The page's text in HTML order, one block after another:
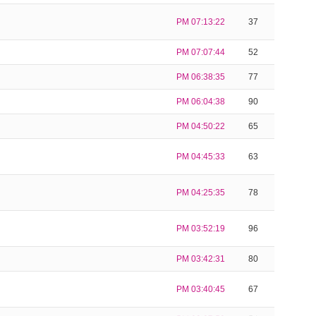
PM 07:13:22 37
PM 07:07:44 52
PM 06:38:35 77
PM 06:04:38 90
PM 04:50:22 65
PM 04:45:33 63
PM 04:25:35 78
PM 03:52:19 96
PM 03:42:31 80
PM 03:40:45 67